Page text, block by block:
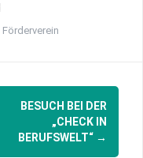
Förderverein
BESUCH BEI DER
„CHECK IN
BERUFSWELT“ →